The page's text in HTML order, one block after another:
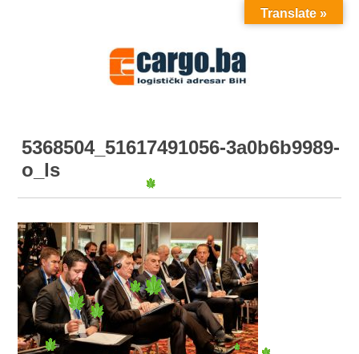
MENU
5368504_51617491056-3a0b6b9989-
o_ls
Translate »